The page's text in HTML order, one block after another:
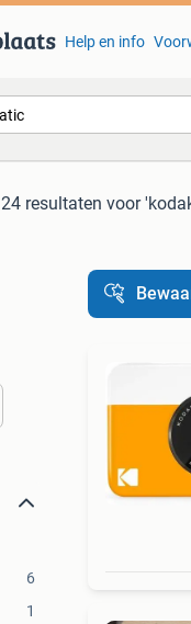
Help en info
24 resultaten voor
6
1